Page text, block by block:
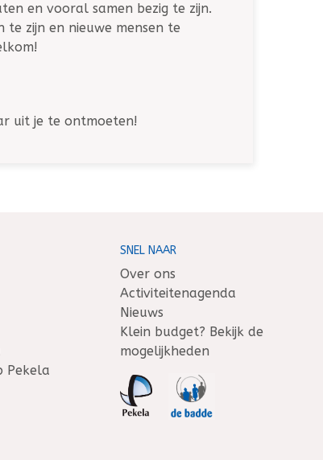
en vooral samen bezig te zijn.
te zijn en nieuwe mensen te
uit je te ontmoeten!
Pekela
SNEL NAAR
Over ons
Activiteitenagenda
Nieuws
Klein budget? Bekijk de
mogelijkheden